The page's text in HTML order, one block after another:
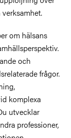
om hälsans
och
frågor.
komplexa
utvecklar
professioner,